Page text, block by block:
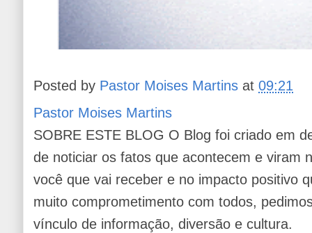
Posted by Pastor Moises Martins at09:21
Pastor Moises Martins
SOBRE ESTE BLOG O Blog foi criado em
de noticiar os fatos que acontecem e viram
você que vai receber e no impacto positivo
muito comprometimento com todos,
vínculo de informação, diversão e cultura.